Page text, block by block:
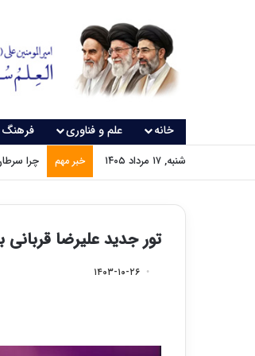
خانه علم و فناوری فرهنگ
شنبه, ۱۷ مرداد ۱۴۰۵ خبر مهم چرا
تور جدید علیرضا
۱۴۰۳-۱۰-۲۶